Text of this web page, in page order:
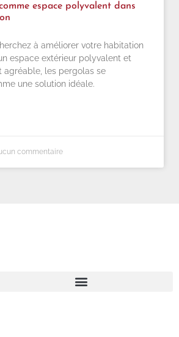
espace polyvalent dans
à améliorer votre habitation
espace extérieur polyvalent et
agréable, les pergolas se
une solution idéale.
commentaire